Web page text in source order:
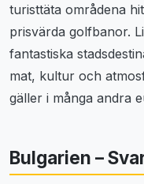
turisttäta områdena
prisvärda golfbanor.
fantastiska
mat, kultur och
gäller i många andra
Bulgarien –